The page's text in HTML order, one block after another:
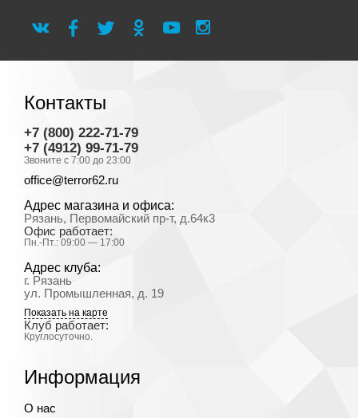
Контакты
+7 (800) 222-71-79
+7 (4912) 99-71-79
Звоните с 7:00 до 23:00
office@terror62.ru
Адрес магазина и офиса:
Рязань, Первомайский пр-т, д.64к3
Офис работает:
Пн.-Пт.: 09:00 — 17:00
Адрес клуба:
г. Рязань
ул. Промышленная, д. 19
Показать на карте
Клуб работает:
Круглосуточно.
Информация
О нас